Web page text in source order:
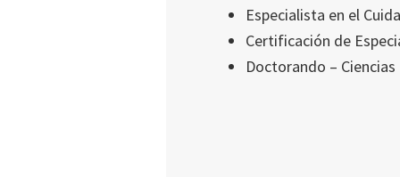
Especialista en el
Certificación de
Doctorando –